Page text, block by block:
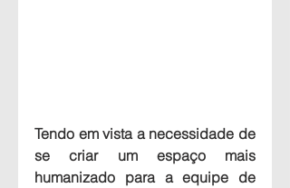
Tendo em vista a necessidade de
se criar um espaço mais
humanizado para a equipe de